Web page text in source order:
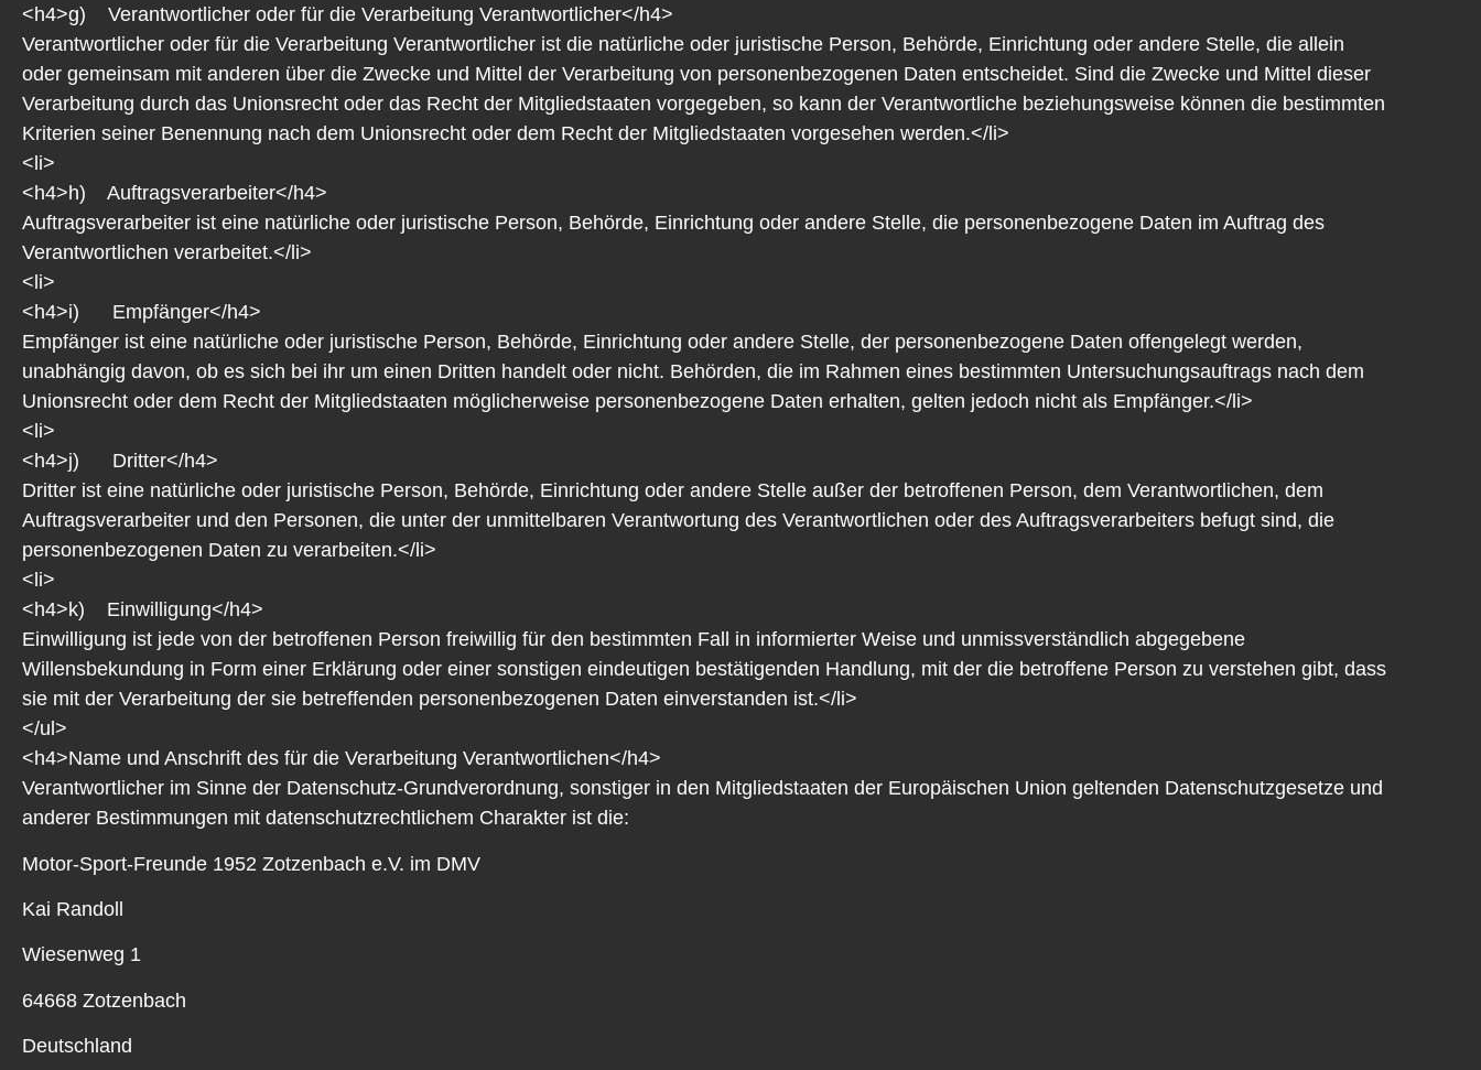
<h4>g) Verantwortlicher oder für die Verarbeitung Verantwortlicher</h4>
Verantwortlicher oder für die Verarbeitung Verantwortlicher ist die natürliche oder juristische Person, Behörde, Einrichtung oder andere Stelle, die allein
oder gemeinsam mit anderen über die Zwecke und Mittel der Verarbeitung von personenbezogenen Daten entscheidet. Sind die Zwecke und Mittel dieser
Verarbeitung durch das Unionsrecht oder das Recht der Mitgliedstaaten vorgegeben, so kann der Verantwortliche beziehungsweise können die bestimmten
Kriterien seiner Benennung nach dem Unionsrecht oder dem Recht der Mitgliedstaaten vorgesehen werden.</li>
<li>
<h4>h) Auftragsverarbeiter</h4>
Auftragsverarbeiter ist eine natürliche oder juristische Person, Behörde, Einrichtung oder andere Stelle, die personenbezogene Daten im Auftrag des
Verantwortlichen verarbeitet.</li>
<li>
<h4>i) Empfänger</h4>
Empfänger ist eine natürliche oder juristische Person, Behörde, Einrichtung oder andere Stelle, der personenbezogene Daten offengelegt werden,
unabhängig davon, ob es sich bei ihr um einen Dritten handelt oder nicht. Behörden, die im Rahmen eines bestimmten Untersuchungsauftrags nach dem
Unionsrecht oder dem Recht der Mitgliedstaaten möglicherweise personenbezogene Daten erhalten, gelten jedoch nicht als Empfänger.</li>
<li>
<h4>j) Dritter</h4>
Dritter ist eine natürliche oder juristische Person, Behörde, Einrichtung oder andere Stelle außer der betroffenen Person, dem Verantwortlichen, dem
Auftragsverarbeiter und den Personen, die unter der unmittelbaren Verantwortung des Verantwortlichen oder des Auftragsverarbeiters befugt sind, die
personenbezogenen Daten zu verarbeiten.</li>
<li>
<h4>k) Einwilligung</h4>
Einwilligung ist jede von der betroffenen Person freiwillig für den bestimmten Fall in informierter Weise und unmissverständlich abgegebene
Willensbekundung in Form einer Erklärung oder einer sonstigen eindeutigen bestätigenden Handlung, mit der die betroffene Person zu verstehen gibt, dass
sie mit der Verarbeitung der sie betreffenden personenbezogenen Daten einverstanden ist.</li>
</ul>
<h4>Name und Anschrift des für die Verarbeitung Verantwortlichen</h4>
Verantwortlicher im Sinne der Datenschutz-Grundverordnung, sonstiger in den Mitgliedstaaten der Europäischen Union geltenden Datenschutzgesetze und
anderer Bestimmungen mit datenschutzrechtlichem Charakter ist die:
Motor-Sport-Freunde 1952 Zotzenbach e.V. im DMV
Kai Randoll
Wiesenweg 1
64668 Zotzenbach
Deutschland